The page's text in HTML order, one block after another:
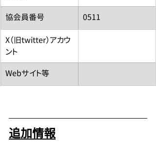
​協会員番号 0511
​X（旧twitter）アカウ
ント
​Webサイト等
追加情報